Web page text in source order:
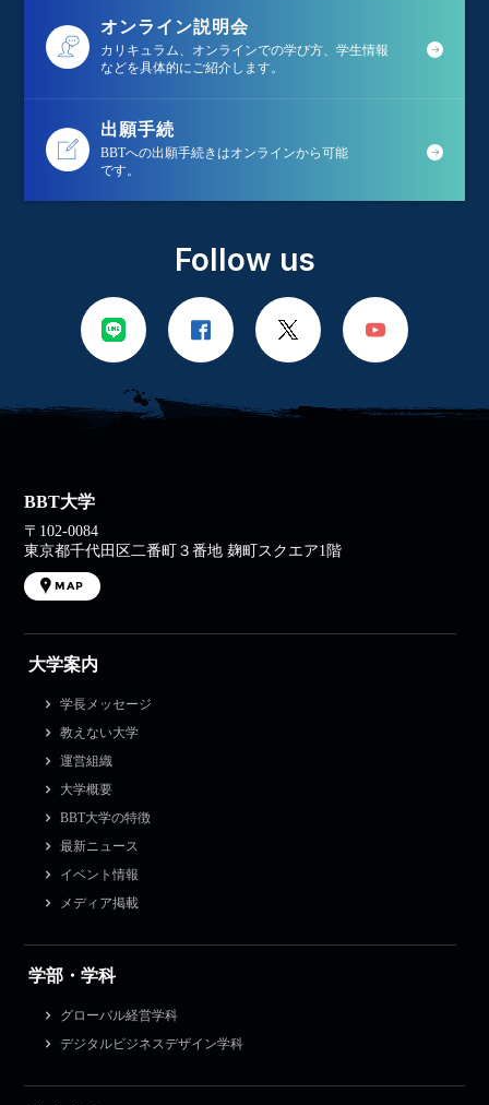
オンライン説明会
カリキュラム、オンラインでの学び方、学生情報
などを具体的にご紹介します。
出願手続
BBTへの出願手続きはオンラインから可能
です。
Follow us
BBT大学
〒102-0084
東京都千代田区二番町３番地 麹町スクエア1階
MAP
大学案内
学長メッセージ
教えない大学
運営組織
大学概要
BBT大学の特徴
最新ニュース
イベント情報
メディア掲載
学部・学科
グローバル経営学科
デジタルビジネスデザイン学科